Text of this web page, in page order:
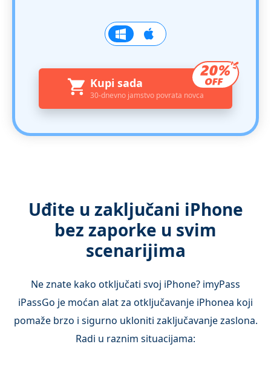
Kupi sada
30-dnevno jamstvo povrata novca
Uđite u zaključani iPhone
bez zaporke u svim
scenarijima
Ne znate kako otključati svoj iPhone? imyPass
iPassGo je moćan alat za otključavanje iPhonea koji
pomaže brzo i sigurno ukloniti zaključavanje zaslona.
Radi u raznim situacijama: